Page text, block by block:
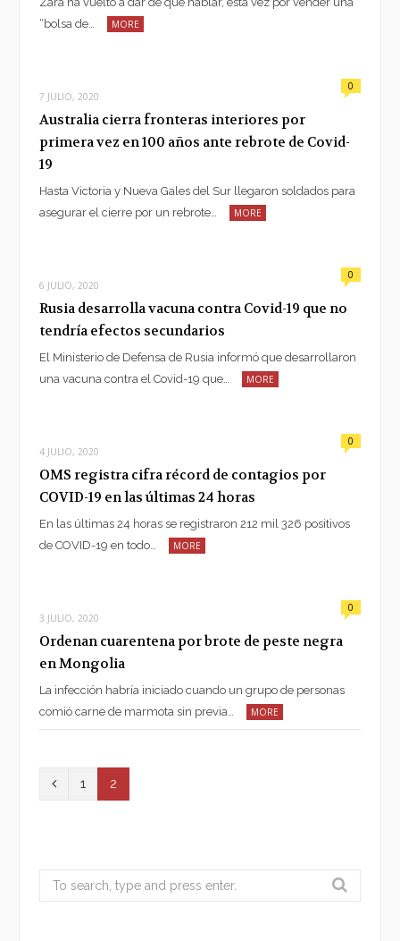
“bolsa de…
MORE
7 JULIO, 2020
0
Australia cierra fronteras interiores por
primera vez en 100 años ante rebrote de Covid-
19
Hasta Victoria y Nueva Gales del Sur llegaron soldados para
asegurar el cierre por un rebrote…
MORE
6 JULIO, 2020
0
Rusia desarrolla vacuna contra Covid-19 que no
tendría efectos secundarios
El Ministerio de Defensa de Rusia informó que desarrollaron
una vacuna contra el Covid-19 que…
MORE
4 JULIO, 2020
0
OMS registra cifra récord de contagios por
COVID-19 en las últimas 24 horas
En las últimas 24 horas se registraron 212 mil 326 positivos
de COVID-19 en todo…
MORE
3 JULIO, 2020
0
Ordenan cuarentena por brote de peste negra
en Mongolia
La infección habría iniciado cuando un grupo de personas
comió carne de marmota sin previa…
MORE
P
v
1 2
Search
for: